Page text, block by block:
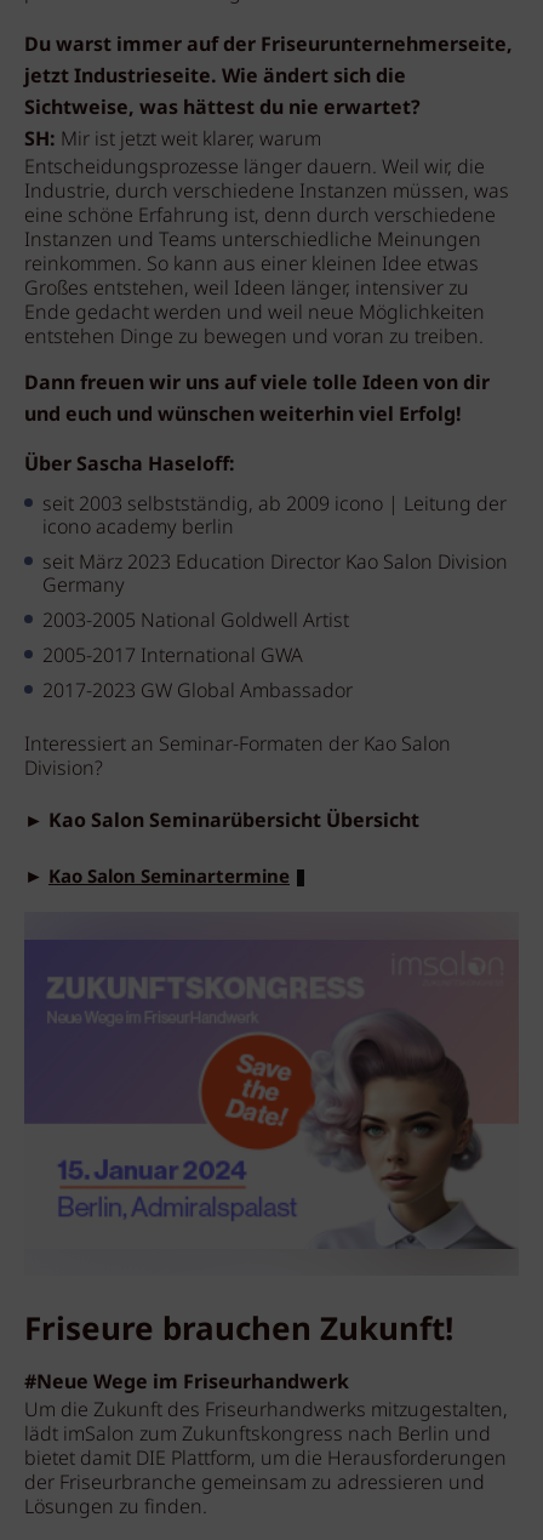
Du warst immer auf der Friseurunternehmerseite,
jetzt Industrieseite. Wie ändert sich die
Sichtweise, was hättest du nie erwartet?
SH: Mir ist jetzt weit klarer, warum
Entscheidungsprozesse länger dauern. Weil wir, die
Industrie, durch verschiedene Instanzen müssen, was
eine schöne Erfahrung ist, denn durch verschiedene
Instanzen und Teams unterschiedliche Meinungen
reinkommen. So kann aus einer kleinen Idee etwas
Großes entstehen, weil Ideen länger, intensiver zu
Ende gedacht werden und weil neue Möglichkeiten
entstehen Dinge zu bewegen und voran zu treiben.
Dann freuen wir uns auf viele tolle Ideen von dir
und euch und wünschen weiterhin viel Erfolg!
Über Sascha Haseloff:
seit 2003 selbstständig, ab 2009 icono | Leitung der
icono academy berlin
seit März 2023 Education Director Kao Salon Division
Germany
2003-2005 National Goldwell Artist
2005-2017 International GWA
2017-2023 GW Global Ambassador
Interessiert an Seminar-Formaten der Kao Salon
Division?
► Kao Salon Seminarübersicht Übersicht
► Kao Salon Seminartermine
Friseure brauchen Zukunft!
#Neue Wege im Friseurhandwerk
Um die Zukunft des Friseurhandwerks mitzugestalten,
lädt imSalon zum Zukunftskongress nach Berlin und
bietet damit DIE Plattform, um die Herausforderungen
der Friseurbranche gemeinsam zu adressieren und
Lösungen zu finden.